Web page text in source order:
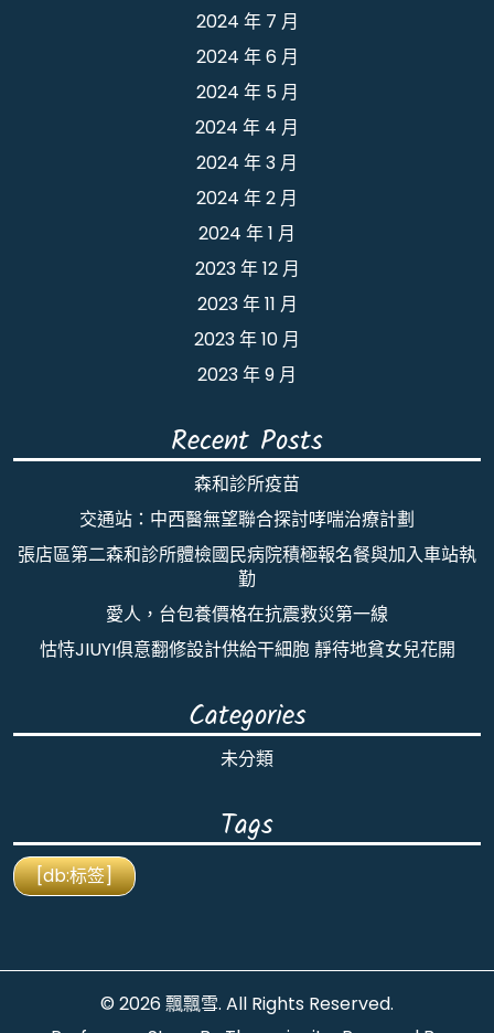
2024 年 7 月
2024 年 6 月
2024 年 5 月
2024 年 4 月
2024 年 3 月
2024 年 2 月
2024 年 1 月
2023 年 12 月
2023 年 11 月
2023 年 10 月
2023 年 9 月
Recent Posts
森和診所疫苗
交通站：中西醫無望聯合探討哮喘治療計劃
張店區第二森和診所體檢國民病院積極報名餐與加入車站執
勤
愛人，台包養價格在抗震救災第一線
怙恃JIUYI俱意翻修設計供給干細胞 靜待地貧女兒花開
Categories
未分類
Tags
[db:标签]
© 2026飄飄雪. All Rights Reserved.